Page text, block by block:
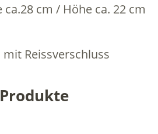
ca.28 cm / Höhe ca. 22 cm
Reissverschluss